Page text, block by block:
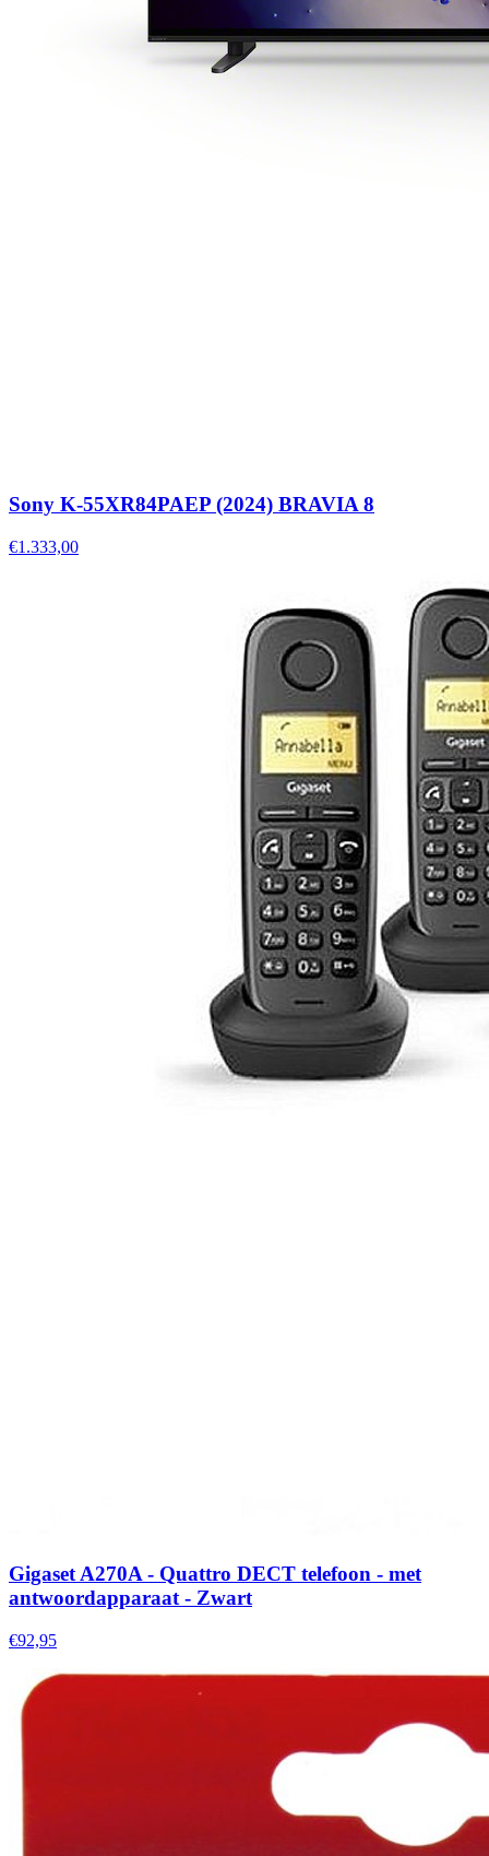
Sony K-55XR84PAEP (2024) BRAVIA 8
€1.333,00
Gigaset A270A - Quattro DECT telefoon - met
antwoordapparaat - Zwart
€92,95